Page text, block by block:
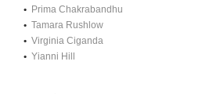
Prima Chakrabandhu
Tamara Rushlow
Virginia Ciganda
Yianni Hill